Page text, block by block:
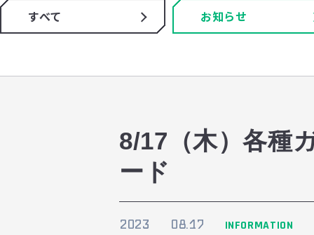
すべて お知らせ
8/17（木）各種
ード
2023 08.17 INFORMATION